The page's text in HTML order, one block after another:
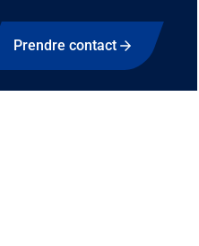
Prendre contact